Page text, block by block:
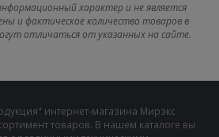
характер и не является
и фактическое количество товаров в
отличаться от указанных на сайте.
интернет-магазина Мирэкс
товаров. В нашем каталоге вы